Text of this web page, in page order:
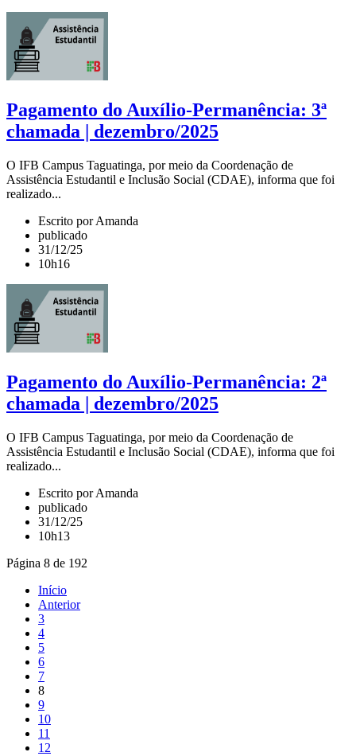
Pagamento do Auxílio-Permanência: 3ª
chamada | dezembro/2025
O IFB Campus Taguatinga, por meio da Coordenação de
Assistência Estudantil e Inclusão Social (CDAE), informa que foi
realizado...
Escrito por Amanda
publicado
31/12/25
10h16
Pagamento do Auxílio-Permanência: 2ª
chamada | dezembro/2025
O IFB Campus Taguatinga, por meio da Coordenação de
Assistência Estudantil e Inclusão Social (CDAE), informa que foi
realizado...
Escrito por Amanda
publicado
31/12/25
10h13
Página 8 de 192
Início
Anterior
3
4
5
6
7
8
9
10
11
12